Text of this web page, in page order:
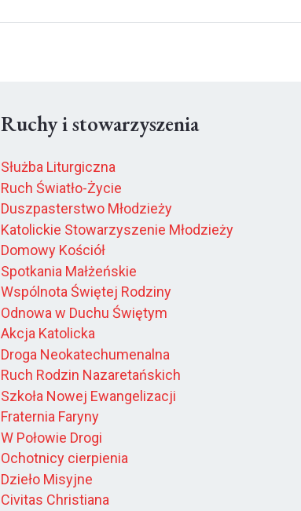
Ruchy i stowarzyszenia
Służba Liturgiczna
Ruch Światło-Życie
Duszpasterstwo Młodzieży
Katolickie Stowarzyszenie Młodzieży
Domowy Kościół
Spotkania Małżeńskie
Wspólnota Świętej Rodziny
Odnowa w Duchu Świętym
Akcja Katolicka
Droga Neokatechumenalna
Ruch Rodzin Nazaretańskich
Szkoła Nowej Ewangelizacji
Fraternia Faryny
W Połowie Drogi
Ochotnicy cierpienia
Dzieło Misyjne
Civitas Christiana